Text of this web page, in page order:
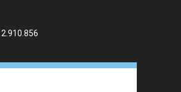
2.910.856